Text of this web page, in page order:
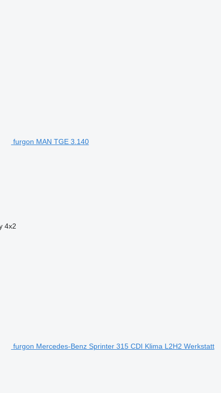
furgon MAN TGE 3.140
4x2
furgon Mercedes-Benz Sprinter 315 CDI Klima L2H2 Werkstatt